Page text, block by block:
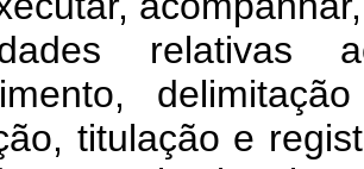
relativas
titulação e